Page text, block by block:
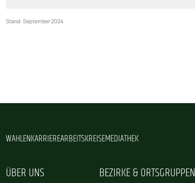
Stand: September 2024
WAHLENKARRIEREARBEITSKREISEMEDIATHEK
ÜBER UNS BEZIRKE & ORTSGRUPPEN